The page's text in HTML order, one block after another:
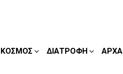
ΚΌΣΜΟΣ ΔΙΑΤΡΟΦΉ